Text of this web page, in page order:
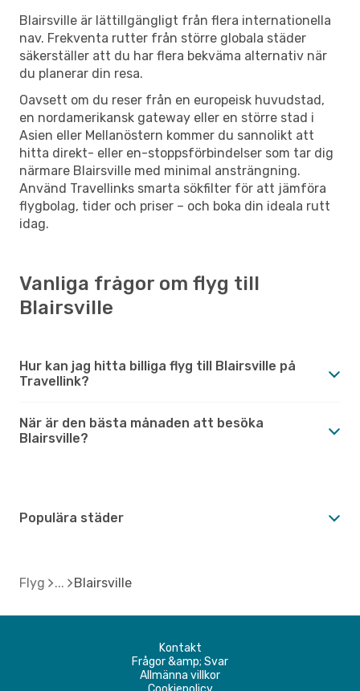
Blairsville är lättillgängligt från flera internationella
nav. Frekventa rutter från större globala städer
säkerställer att du har flera bekväma alternativ när
du planerar din resa.
Oavsett om du reser från en europeisk huvudstad,
en nordamerikansk gateway eller en större stad i
Asien eller Mellanöstern kommer du sannolikt att
hitta direkt- eller en-stoppsförbindelser som tar dig
närmare Blairsville med minimal ansträngning.
Använd Travellinks smarta sökfilter för att jämföra
flygbolag, tider och priser – och boka din ideala rutt
idag.
Vanliga frågor om flyg till
Blairsville
Hur kan jag hitta billiga flyg till Blairsville på
Travellink?
När är den bästa månaden att besöka
Blairsville?
Populära städer
Flyg Blairsville
Kontakt
Frågor &amp; Svar
Allmänna villkor